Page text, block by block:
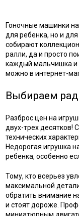
Гоночные машинки на
для ребенка, но и
собирают
ралли, да и просто
каждый мальчишка и
можно в интернет-
Выбираем
Разброс цен на
двух-трех десятков!
технических
Недорогая игрушка
ребенка, особенно
Тому, кто всерьез
максимальной
обратить внимание
и стоят дороже.
миниатюрным